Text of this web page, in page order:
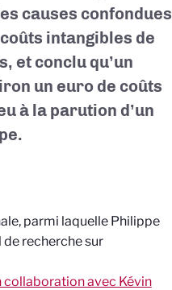
causes
intangibles de
et conclu qu’un
un euro de coûts
à la parution d’un
parmi laquelle Philippe
recherche sur
collaboration avec Kévin